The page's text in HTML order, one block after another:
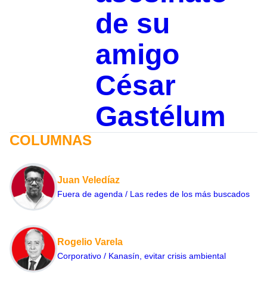
de su
amigo
César
Gastélum
COLUMNAS
Juan Veledíaz
Fuera de agenda / Las redes de los más buscados
Rogelio Varela
Corporativo / Kanasín, evitar crisis ambiental